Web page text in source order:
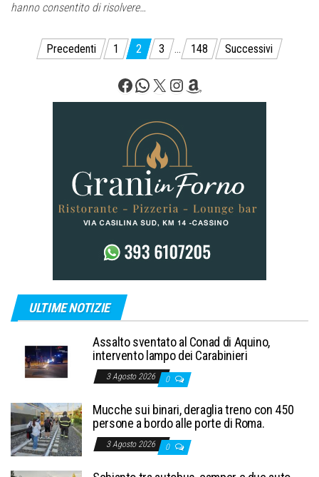
hanno consentito di risolvere…
Paginazione
articoli
Precedenti 1 2 3 … 148 Successivi
Facebook
WhatsApp
X Instagram
Amazon
ULTIME NOTIZIE
Assalto sventato al Conad di Aquino,
intervento lampo dei Carabinieri
3 Agosto 2026 0
Mucche sui binari, deraglia treno con 450
persone a bordo alle porte di Roma.
3 Agosto 2026 0